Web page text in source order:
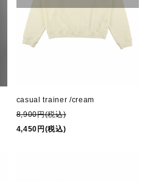
casual trainer /cream
8,900円(税込)
4,450円(税込)